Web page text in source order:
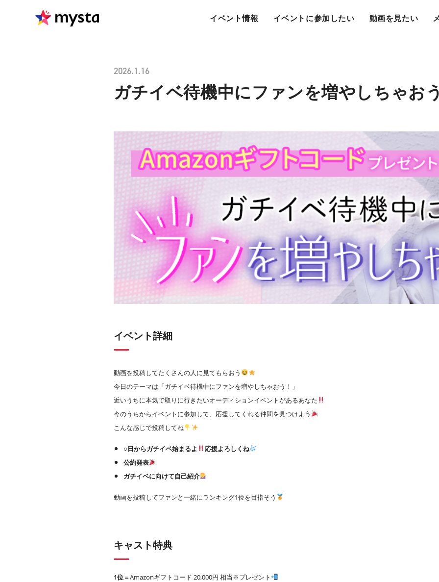
イベント情報 イベントに参加したい 動画を見たい
2026.1.16
ガチイベ待機中にファンを増やしちゃお
イベント詳細
動画を投稿してたくさんの人に見てもらおう
今日のテーマは「ガチイベ待機中にファンを増やしちゃおう！」
近いうちに本気で取りに行きたいオーディションイベントがあるあなた
今のうちからイベントに参加して、応援してくれる仲間を見つけよう
こんな感じで投稿してね
○日からガチイベ始まるよ
応援よろしくね
公約発表
ガチイベに向けて自己紹介
動画を投稿してファンと一緒にランキング1位を目指そう
キャスト特典
1位＝Amazonギフトコード 20,000円 相当※プレゼント